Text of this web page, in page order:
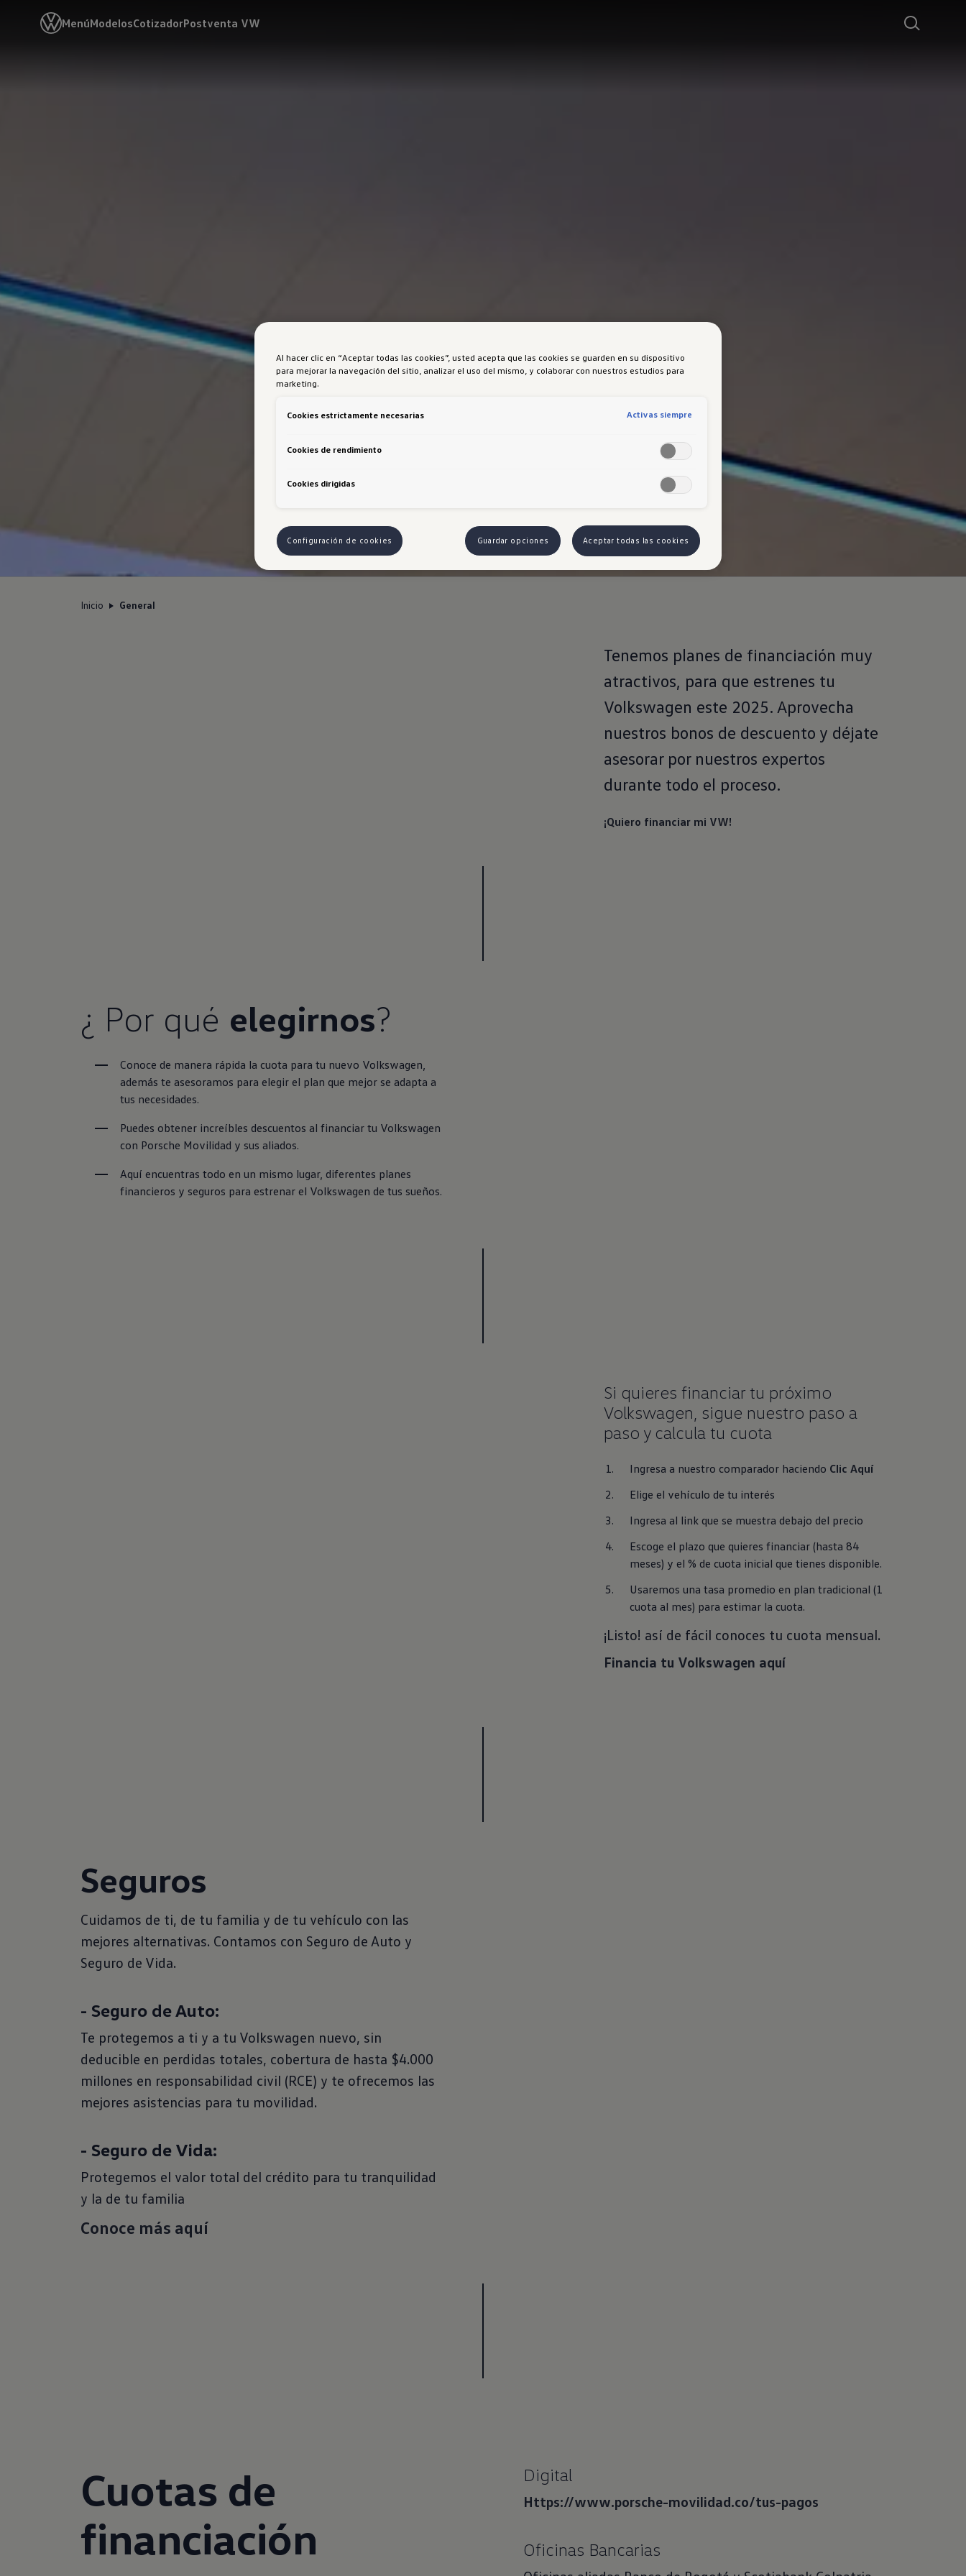
MenúModelosCotizadorPostventa VW
Financiación
Inicio General
Tenemos planes de financiación muy
atractivos, para que estrenes tu
Volkswagen este 2025. Aprovecha
nuestros bonos de descuento y déjate
asesorar por nuestros expertos
durante todo el proceso.
¡Quiero financiar mi VW!
¿ Por qué elegirnos?
Conoce de manera rápida la cuota para tu nuevo Volkswagen,
además te asesoramos para elegir el plan que mejor se adapta a
tus necesidades.
Puedes obtener increíbles descuentos al financiar tu Volkswagen
con Porsche Movilidad y sus aliados.
Aquí encuentras todo en un mismo lugar, diferentes planes
financieros y seguros para estrenar el Volkswagen de tus sueños.
Si quieres financiar tu próximo
Volkswagen, sigue nuestro paso a
paso y calcula tu cuota
Ingresa a nuestro comparador haciendo Clic Aquí
Elige el vehículo de tu interés
Ingresa al link que se muestra debajo del precio
Escoge el plazo que quieres financiar (hasta 84
meses) y el % de cuota inicial que tienes disponible.
Usaremos una tasa promedio en plan tradicional (1
cuota al mes) para estimar la cuota.
¡Listo! así de fácil conoces tu cuota mensual.
Financia tu Volkswagen aquí
Seguros
Cuidamos de ti, de tu familia y de tu vehículo con las
mejores alternativas. Contamos con Seguro de Auto y
Seguro de Vida.
- Seguro de Auto:
Te protegemos a ti y a tu Volkswagen nuevo, sin
deducible en perdidas totales, cobertura de hasta $4.000
millones en responsabilidad civil (RCE) y te ofrecemos las
mejores asistencias para tu movilidad.
- Seguro de Vida:
Protegemos el valor total del crédito para tu tranquilidad
y la de tu familia
Conoce más aquí
Cuotas de
financiación
Digital
Https://www.porsche-movilidad.co/tus-pagos
Oficinas Bancarias
Al hacer clic en “Aceptar todas las cookies”, usted acepta que las cookies se guarden en su dispositivo
para mejorar la navegación del sitio, analizar el uso del mismo, y colaborar con nuestros estudios para
marketing.
Cookies estrictamente necesarias Activas siempre
Cookies de rendimiento
Cookies dirigidas
Configuración de cookies Guardar opciones Aceptar todas las cookies